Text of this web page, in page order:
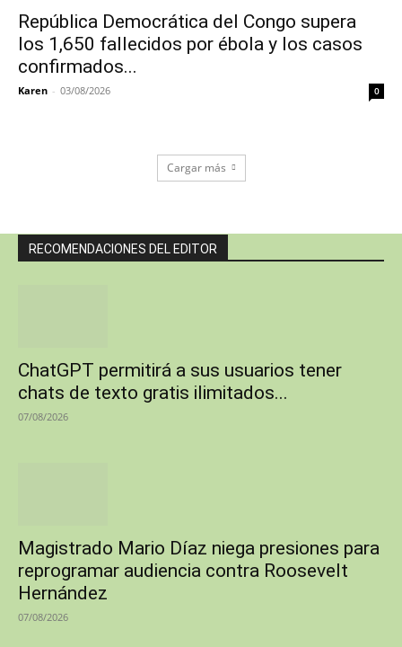
República Democrática del Congo supera
los 1,650 fallecidos por ébola y los casos
confirmados...
Karen - 03/08/2026 0
Cargar más
RECOMENDACIONES DEL EDITOR
ChatGPT permitirá a sus usuarios tener
chats de texto gratis ilimitados...
07/08/2026
Magistrado Mario Díaz niega presiones para
reprogramar audiencia contra Roosevelt
Hernández
07/08/2026